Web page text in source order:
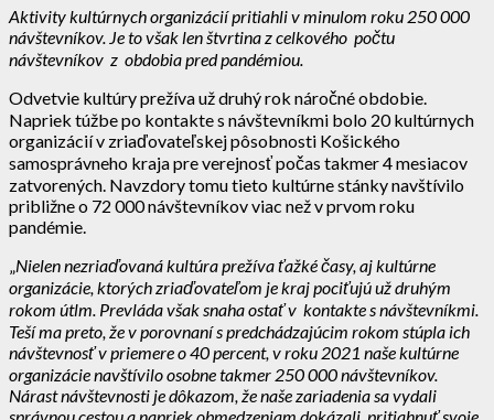
Aktivity kultúrnych organizácií pritiahli v minulom roku 250 000
návštevníkov. Je to však len štvrtina z celkového počtu
návštevníkov z obdobia pred pandémiou.
Odvetvie kultúry prežíva už druhý rok náročné obdobie.
Napriek túžbe po kontakte s návštevníkmi bolo 20 kultúrnych
organizácií v zriaďovateľskej pôsobnosti Košického
samosprávneho kraja pre verejnosť počas takmer 4 mesiacov
zatvorených. Navzdory tomu tieto kultúrne stánky navštívilo
približne o 72 000 návštevníkov viac než v prvom roku
pandémie.
Nielen nezriaďovaná kultúra prežíva ťažké časy, aj kultúrne
organizácie, ktorých zriaďovateľom je kraj pociťujú už druhým
rokom útlm. Prevláda však snaha ostať v kontakte s návštevníkmi.
Teší ma preto, že v porovnaní s predchádzajúcim rokom stúpla ich
návštevnosť v priemere o 40 percent, v roku 2021 naše kultúrne
organizácie navštívilo osobne takmer 250 000 návštevníkov.
Nárast návštevnosti je dôkazom, že naše zariadenia sa vydali
správnou cestou a napriek obmedzeniam dokázali pritiahnuť svoje